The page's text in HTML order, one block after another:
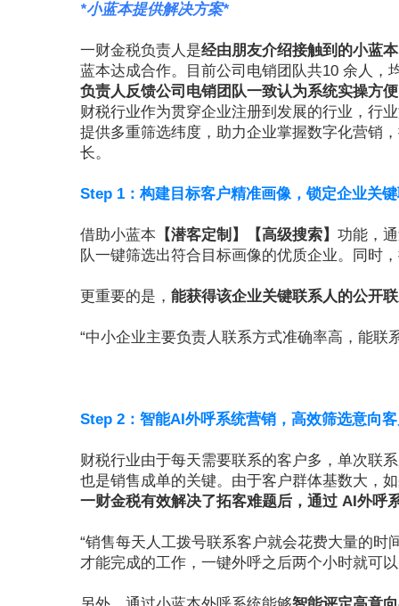
*小蓝本提供解决方案*
一财金税负责人是经由朋友介绍接触到的小蓝本
蓝本达成合作。目前公司电销团队共10 余人
负责人反馈公司电销团队一致认为系统实操方
财税行业作为贯穿企业注册到发展的行业，行
提供多重筛选纬度，助力企业掌握数字化营销
长。
Step 1：构建目标客户精准画像，锁定企业关
借助小蓝本 【潜客定制】【高级搜索】 功能，
队一键筛选出符合目标画像的优质企业。同时
更重要的是， 能获得该企业关键联系人的公开
“中小企业主要负责人联系方式准确率高，能联
Step 2：智能AI外呼系统营销，高效筛选意向
财税行业由于每天需要联系的客户多，单次联
也是销售成单的关键。由于客户群体基数大，
一财金税有效解决了拓客难题后，通过 AI外呼
“销售每天人工拨号联系客户就会花费大量的
才能完成的工作，一键外呼之后两个小时就可